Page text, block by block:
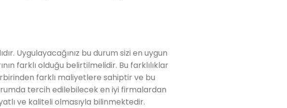
Uygulayacağınız bu durum sizi en uygun
farklı olduğu belirtilmelidir. Bu farklılıklar
farklı maliyetlere sahiptir ve bu
tercih edilebilecek en iyi firmalardan
ve kaliteli olmasıyla bilinmektedir.